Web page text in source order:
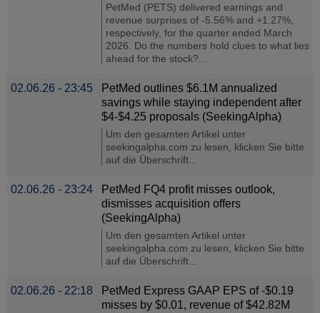
PetMed (PETS) delivered earnings and
revenue surprises of -5.56% and +1.27%,
respectively, for the quarter ended March
2026. Do the numbers hold clues to what lies
ahead for the stock?...
02.06.26 - 23:45
PetMed outlines $6.1M annualized
savings while staying independent after
$4-$4.25 proposals (SeekingAlpha)
Um den gesamten Artikel unter
seekingalpha.com zu lesen, klicken Sie bitte
auf die Überschrift...
02.06.26 - 23:24
PetMed FQ4 profit misses outlook,
dismisses acquisition offers
(SeekingAlpha)
Um den gesamten Artikel unter
seekingalpha.com zu lesen, klicken Sie bitte
auf die Überschrift...
02.06.26 - 22:18
PetMed Express GAAP EPS of -$0.19
misses by $0.01, revenue of $42.82M